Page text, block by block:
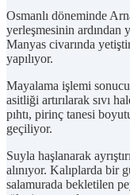
Osmanlı döneminde
yerleşmesinin ardından
Manyas civarında
yapılıyor.
Mayalama işlemi
asitliği artırılarak sıvı
pıhtı, pirinç tanesi
geçiliyor.
Suyla haşlanarak
alınıyor. Kalıplarda bir
salamurada bekletilen